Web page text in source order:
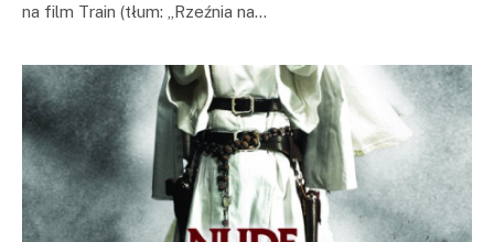
na film Train (tłum: „Rzeźnia na…